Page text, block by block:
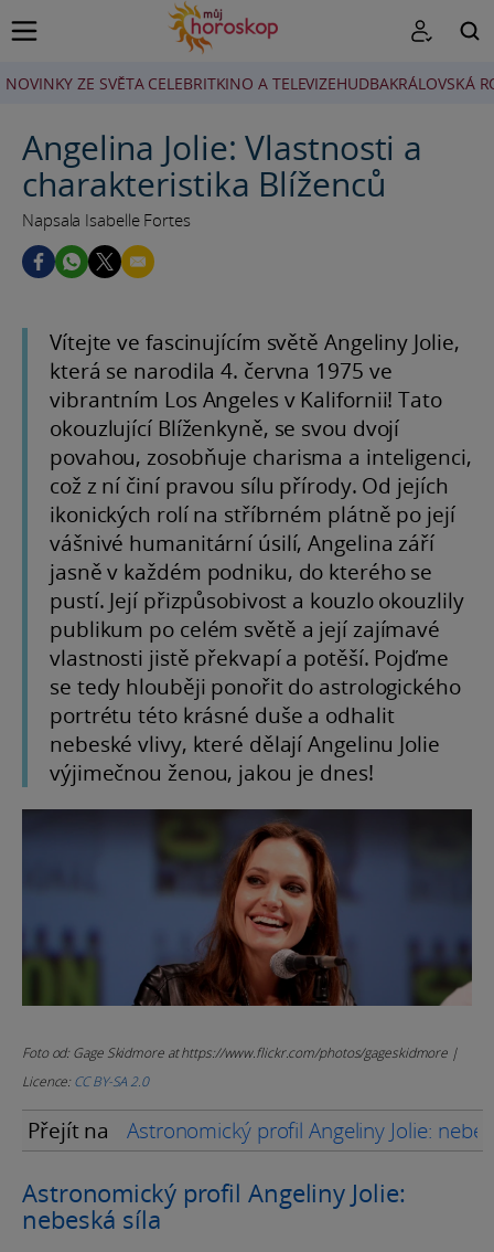
NOVINKY ZE SVĚTA CELEBRITKINO A TELEVIZEHUDBAKRÁLOVSKÁ
Angelina Jolie: Vlastnosti a
charakteristika Blíženců
Napsala Isabelle Fortes
Vítejte ve fascinujícím světě Angeliny Jolie,
která se narodila 4. června 1975 ve
vibrantním Los Angeles v Kalifornii! Tato
okouzlující Blíženkyně, se svou dvojí
povahou, zosobňuje charisma a inteligenci,
což z ní činí pravou sílu přírody. Od jejích
ikonických rolí na stříbrném plátně po její
vášnivé humanitární úsilí, Angelina září
jasně v každém podniku, do kterého se
pustí. Její přizpůsobivost a kouzlo okouzlily
publikum po celém světě a její zajímavé
vlastnosti jistě překvapí a potěší. Pojďme
se tedy hlouběji ponořit do astrologického
portrétu této krásné duše a odhalit
nebeské vlivy, které dělají Angelinu Jolie
výjimečnou ženou, jakou je dnes!
Foto od: Gage Skidmore at https://www.flickr.com/photos/gageskidmore |
Licence:CC BY-SA 2.0
Přejít na Astronomický profil Angeliny Jolie:
Astronomický profil Angeliny Jolie:
nebeská síla